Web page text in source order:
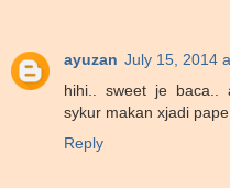
ayuzan July 15, 2014
hihi.. sweet je baca..
sykur makan xjadi pape..
Reply